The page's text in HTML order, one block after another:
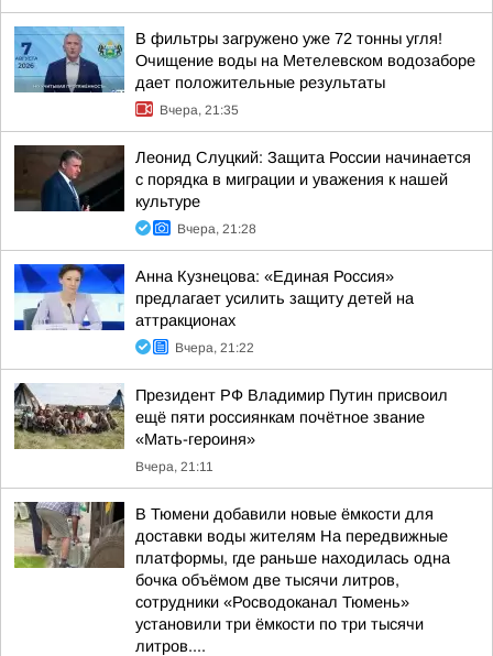
В фильтры загружено уже 72 тонны угля!
Очищение воды на Метелевском водозаборе
дает положительные результаты
Вчера, 21:35
Леонид Слуцкий: Защита России начинается
с порядка в миграции и уважения к нашей
культуре
Вчера, 21:28
Анна Кузнецова: «Единая Россия»
предлагает усилить защиту детей на
аттракционах
Вчера, 21:22
Президент РФ Владимир Путин присвоил
ещё пяти россиянкам почётное звание
«Мать-героиня»
Вчера, 21:11
В Тюмени добавили новые ёмкости для
доставки воды жителям На передвижные
платформы, где раньше находилась одна
бочка объёмом две тысячи литров,
сотрудники «Росводоканал Тюмень»
установили три ёмкости по три тысячи
литров....